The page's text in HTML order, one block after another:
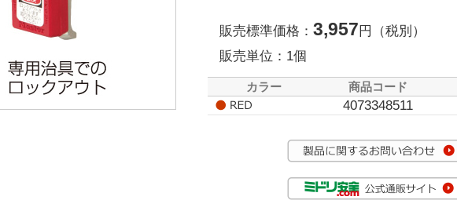
販売標準価格： 3,957 円（税別）
販売単位：1個
カラー 商品コード
4073348511